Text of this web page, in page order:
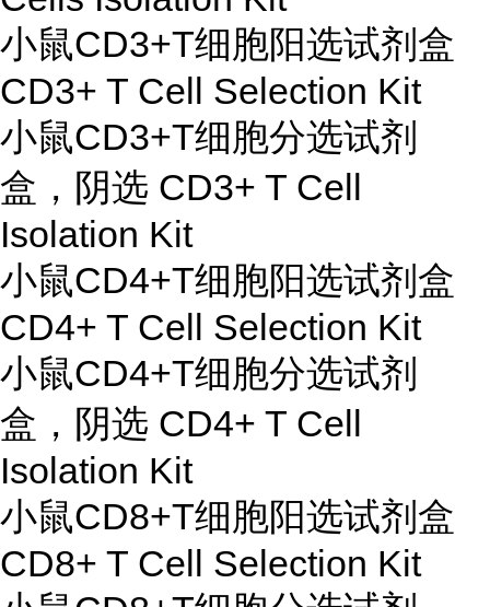
小鼠CD3+T细胞阳选试剂盒
CD3+ T Cell Selection Kit
小鼠CD3+T细胞分选试剂
盒，阴选 CD3+ T Cell
Isolation Kit
小鼠CD4+T细胞阳选试剂盒
CD4+ T Cell Selection Kit
小鼠CD4+T细胞分选试剂
盒，阴选 CD4+ T Cell
Isolation Kit
小鼠CD8+T细胞阳选试剂盒
CD8+ T Cell Selection Kit